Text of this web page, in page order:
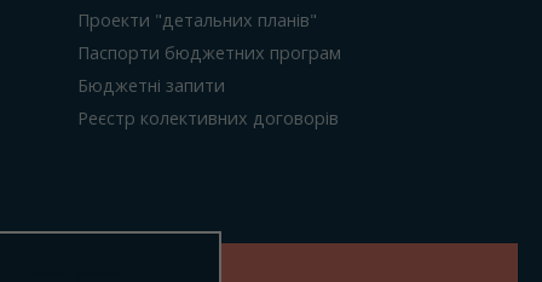
Проекти "детальних планів"
Паспорти бюджетних програм
Бюджетні запити
Реєстр колективних договорів